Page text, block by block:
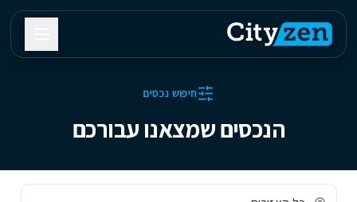
חיפוש נכסים
הנכסים שמצאנו עבורכם